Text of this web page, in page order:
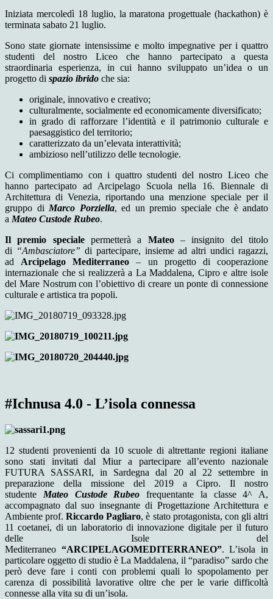
Iniziata mercoledì 18 luglio, la maratona progettuale (hackathon) è
terminata sabato 21 luglio.
Sono state giornate intensissime e molto impegnative per i quattro
studenti del nostro Liceo che hanno partecipato a questa
straordinaria esperienza, in cui hanno sviluppato un’idea o un
progetto di spazio ibrido che sia:
originale, innovativo e creativo;
culturalmente, socialmente ed economicamente diversificato;
in grado di rafforzare l’identità e il patrimonio culturale e
paesaggistico del territorio;
caratterizzato da un’elevata interattività;
ambizioso nell’utilizzo delle tecnologie.
Ci complimentiamo con i quattro studenti del nostro Liceo che
hanno partecipato ad Arcipelago Scuola nella 16. Biennale di
Architettura di Venezia, riportando una menzione speciale per il
gruppo di Marco Porziella, ed un premio speciale che è andato
a Mateo Custode Rubeo.
Il premio specialepermetterà a Mateo– insignito del titolo
di “Ambasciatore” di partecipare, insieme ad altri undici ragazzi,
ad Arcipelago Mediterraneo – un progetto di cooperazione
internazionale che si realizzerà a La Maddalena, Cipro e altre isole
del Mare Nostrum con l’obiettivo di creare un ponte di connessione
culturale e artistica tra popoli.
#Ichnusa 4.0 - L’isola connessa
12 studenti provenienti da 10 scuole di altrettante regioni italiane
sono stati invitati dal Miur a partecipare all’evento nazionale
FUTURA SASSARI, in Sardegna dal 20 al 22 settembre in
preparazione della missione del 2019 a Cipro. Il nostro
studente Mateo Custode Rubeo frequentante la classe 4^ A,
accompagnato dal suo insegnante di Progettazione Architettura e
Ambiente prof.Riccardo Pagliaro, è stato protagonista, con gli altri
11 coetanei, di un laboratorio di innovazione digitale per il futuro
delle Isole del
Mediterraneo “ARCIPELAGOMEDITERRANEO”. L’isola in
particolare oggetto di studio è La Maddalena, il “paradiso” sardo che
però deve fare i conti con problemi quali lo spopolamento per
carenza di possibilità lavorative oltre che per le varie difficoltà
connesse alla vita su di un’isola.